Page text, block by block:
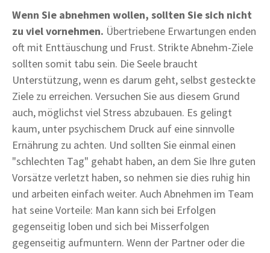
Wenn Sie abnehmen wollen, sollten Sie sich nicht
zu viel vornehmen. Übertriebene Erwartungen enden
oft mit Enttäuschung und Frust. Strikte Abnehm-Ziele
sollten somit tabu sein. Die Seele braucht
Unterstützung, wenn es darum geht, selbst gesteckte
Ziele zu erreichen. Versuchen Sie aus diesem Grund
auch, möglichst viel Stress abzubauen. Es gelingt
kaum, unter psychischem Druck auf eine sinnvolle
Ernährung zu achten. Und sollten Sie einmal einen
"schlechten Tag" gehabt haben, an dem Sie Ihre guten
Vorsätze verletzt haben, so nehmen sie dies ruhig hin
und arbeiten einfach weiter. Auch Abnehmen im Team
hat seine Vorteile: Man kann sich bei Erfolgen
gegenseitig loben und sich bei Misserfolgen
gegenseitig aufmuntern. Wenn der Partner oder die